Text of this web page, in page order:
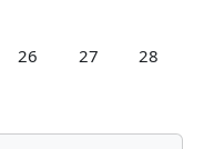
24 febrero
miércoles, 25 febrero
Sin eventos, jueves, 26
26 Sin eventos,
27 Sin
28